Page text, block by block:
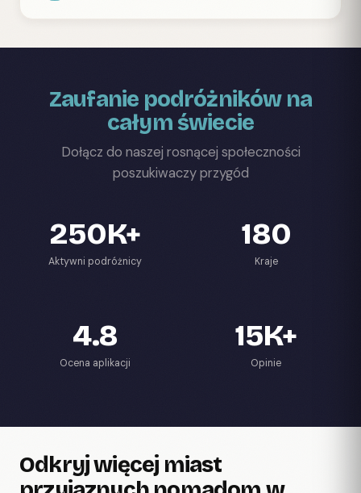
Zaufanie podróżników na
całym świecie
Dołącz do naszej rosnącej społeczności
poszukiwaczy przygód
250K+
Aktywni podróżnicy
180
Kraje
4.8
Ocena aplikacji
15K+
Opinie
Odkryj więcej miast